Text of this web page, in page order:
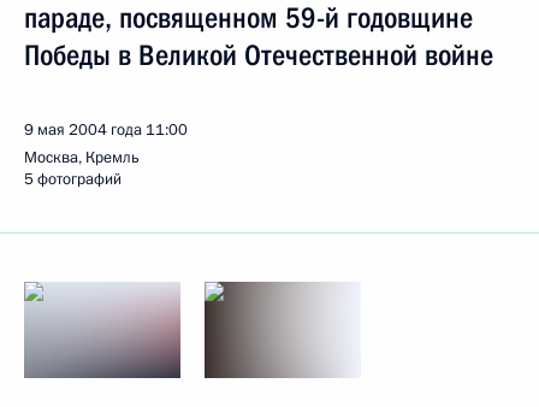
параде, посвященном 59-й годовщине
Победы в Великой Отечественной войне
9 мая 2004 года 11:00
Москва, Кремль
5 фотографий